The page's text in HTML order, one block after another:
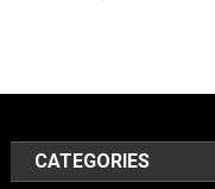
CATEGORIES